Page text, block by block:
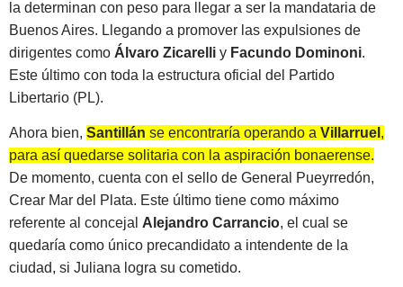
la determinan con peso para llegar a ser la mandataria de
Buenos Aires. Llegando a promover las expulsiones de
dirigentes como Álvaro Zicarelli y Facundo Dominoni.
Este último con toda la estructura oficial del Partido
Libertario (PL).
Ahora bien, Santillán se encontraría operando a Villarruel ,
para así quedarse solitaria con la aspiración bonaerense.
De momento, cuenta con el sello de General Pueyrredón,
Crear Mar del Plata. Este último tiene como máximo
referente al concejal Alejandro Carrancio, el cual se
quedaría como único precandidato a intendente de la
ciudad, si Juliana logra su cometido.